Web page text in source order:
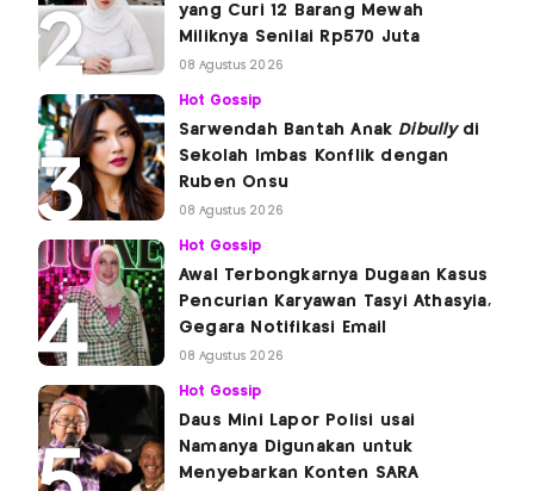
yang Curi 12 Barang Mewah
Miliknya Senilai Rp570 Juta
08 Agustus 2026
Hot Gossip
Sarwendah Bantah Anak Dibullydi
Sekolah Imbas Konflik dengan
Ruben Onsu
08 Agustus 2026
Hot Gossip
Awal Terbongkarnya Dugaan Kasus
Pencurian Karyawan Tasyi Athasyia,
Gegara Notifikasi Email
08 Agustus 2026
Hot Gossip
Daus Mini Lapor Polisi usai
Namanya Digunakan untuk
Menyebarkan Konten SARA